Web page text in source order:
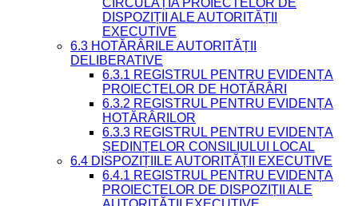
CIRCULAȚIA PROIECTELOR DE
DISPOZIȚII ALE AUTORITĂȚII
EXECUTIVE
6.3 HOTĂRÂRILE AUTORITĂȚII
DELIBERATIVE
6.3.1 REGISTRUL PENTRU EVIDENȚA
PROIECTELOR DE HOTĂRÂRI
6.3.2 REGISTRUL PENTRU EVIDENȚA
HOTĂRÂRILOR
6.3.3 REGISTRUL PENTRU EVIDENȚA
ȘEDINȚELOR CONSILIULUI LOCAL
6.4 DISPOZIȚIILE AUTORITĂȚII EXECUTIVE
6.4.1 REGISTRUL PENTRU EVIDENȚA
PROIECTELOR DE DISPOZIȚII ALE